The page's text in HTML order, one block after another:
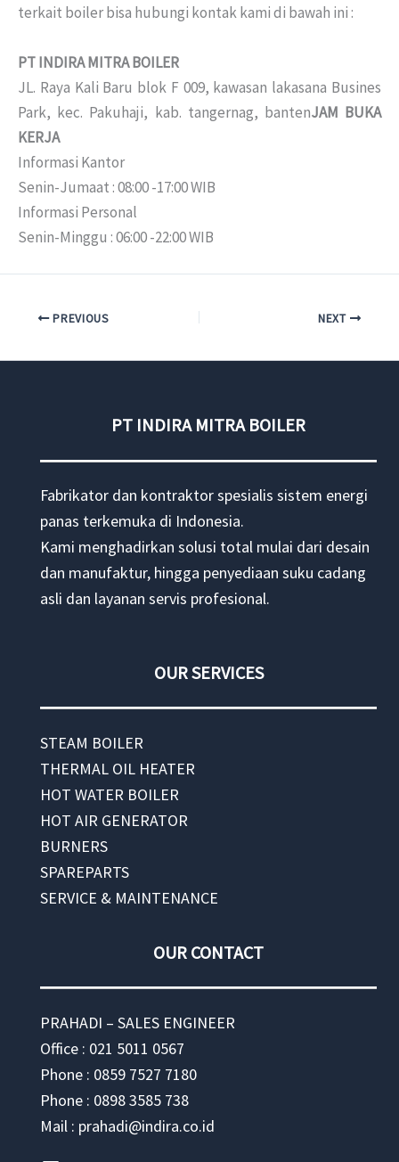
terkait boiler bisa hubungi kontak kami di bawah ini :
PT INDIRA MITRA BOILER
JL. Raya Kali Baru blok F 009, kawasan lakasana Busines
Park, kec. Pakuhaji, kab. tangernag, bantenJAM BUKA
KERJA
Informasi Kantor
Senin-Jumaat : 08:00 -17:00 WIB
Informasi Personal
Senin-Minggu : 06:00 -22:00 WIB
PREVIOUS NEXT
PT INDIRA MITRA BOILER
Fabrikator dan kontraktor spesialis sistem energi
panas terkemuka di Indonesia.
Kami menghadirkan solusi total mulai dari desain
dan manufaktur, hingga penyediaan suku cadang
asli dan layanan servis profesional.
OUR SERVICES
STEAM BOILER
THERMAL OIL HEATER
HOT WATER BOILER
HOT AIR GENERATOR
BURNERS
SPAREPARTS
SERVICE & MAINTENANCE
OUR CONTACT
PRAHADI – SALES ENGINEER
Office : 021 5011 0567
Phone : 0859 7527 7180
Phone : 0898 3585 738
Mail : prahadi@indira.co.id